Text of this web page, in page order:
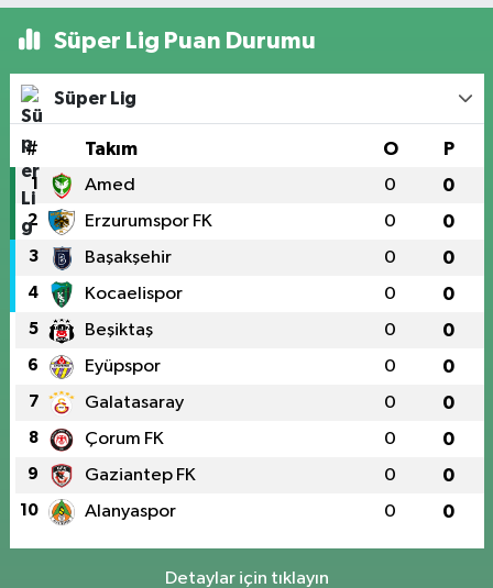
Süper Lig Puan Durumu
Süper Lig
# Takım O P
1 Amed 0 0
2 Erzurumspor FK 0 0
3 Başakşehir 0 0
4 Kocaelispor 0 0
5 Beşiktaş 0 0
6 Eyüpspor 0 0
7 Galatasaray 0 0
8 Çorum FK 0 0
9 Gaziantep FK 0 0
10 Alanyaspor 0 0
Detaylar için tıklayın